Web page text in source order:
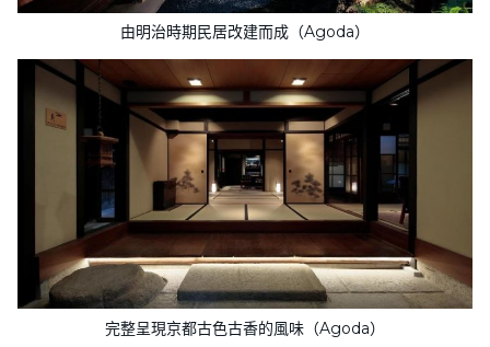
由明治時期民居改建而成（Agoda）
完整呈現京都古色古香的風味（Agoda）